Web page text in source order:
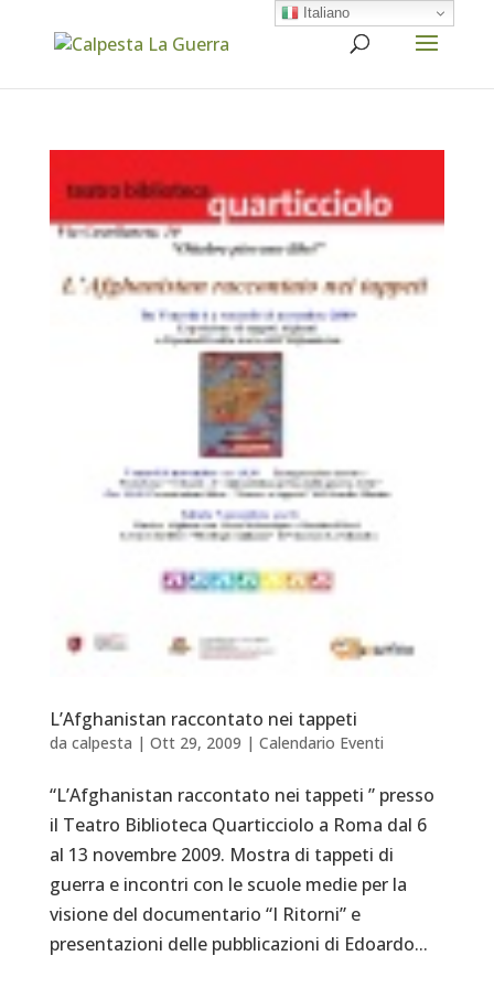
L’Afghanistan raccontato nei tappeti
da calpesta | Ott 29, 2009 | Calendario Eventi
“L’Afghanistan raccontato nei tappeti ” presso
il Teatro Biblioteca Quarticciolo a Roma dal 6
al 13 novembre 2009. Mostra di tappeti di
guerra e incontri con le scuole medie per la
visione del documentario “I Ritorni” e
presentazioni delle pubblicazioni di Edoardo...
Italiano